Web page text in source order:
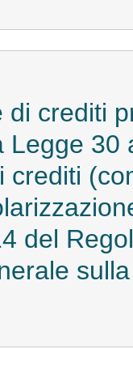
di crediti
Legge
crediti
del